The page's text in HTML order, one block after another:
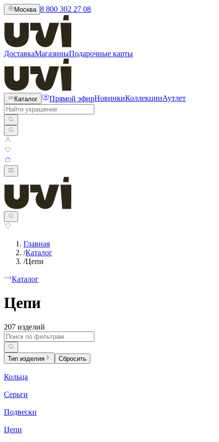
Москва 8 800 302 27 08
ДоставкаМагазиныПодарочные карты
Каталог Прямой эфирНовинкиКоллекцииАутлет
Главная
/Каталог
/Цепи
Каталог
Цепи
207 изделий
Тип изделия Сбросить
Кольца
Серьги
Подвески
Цепи